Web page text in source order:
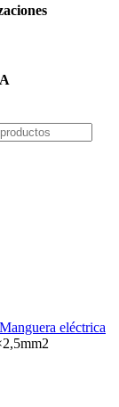
Manguera eléctrica